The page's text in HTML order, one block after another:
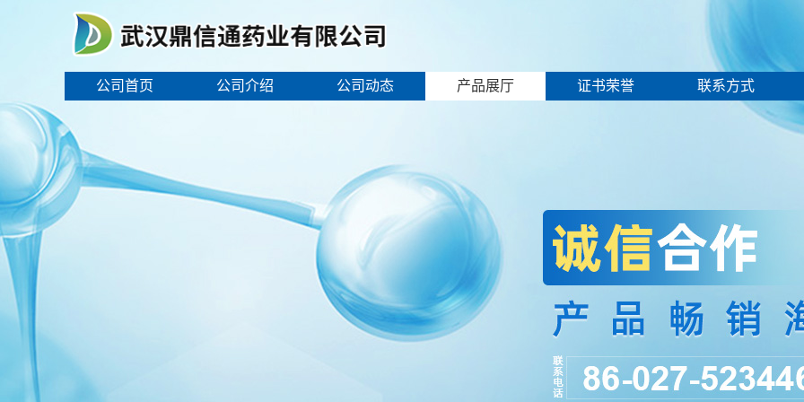
公司首页 公司介绍 公司动态 产品展厅 证书荣誉 联系方式